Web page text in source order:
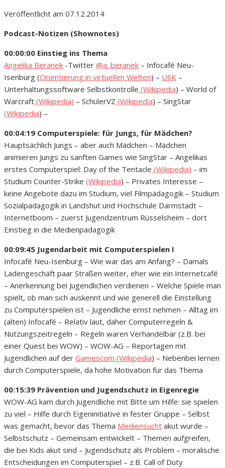
Veröffentlicht am 07.12.2014
Podcast-Notizen (Shownotes)
00:00:00 Einstieg ins Thema
Angelika Beranek -Twitter @a_beranek – Infocafé Neu-
Isenburg (Orientierung in virtuellen Welten) – USK –
Unterhaltungssoftware Selbstkontrolle (Wikipedia) – World of
Warcraft (Wikipedia) – SchülerVZ (Wikipedia) – SingStar
(Wikipedia) –
00:04:19 Computerspiele: für Jungs, für Mädchen?
Hauptsächlich Jungs – aber auch Mädchen – Mädchen
animieren Jungs zu sanften Games wie SingStar – Angelikas
erstes Computerspiel: Day of the Tentacle (Wikipedia) – im
Studium Counter-Strike (Wikipedia) – Privates Interesse –
keine Angebote dazu im Studium, viel Filmpädagogik – Studium
Sozialpädagogik in Landshut und Hochschule Darmstadt –
Internetboom – zuerst Jugendzentrum Rüsselsheim – dort
Einstieg in die Medienpädagogik
00:09:45 Jugendarbeit mit Computerspielen I
Infocafé Neu-Isenburg – Wie war das am Anfang? – Damals
Ladengeschäft paar Straßen weiter, eher wie ein Internetcafé
– Anerkennung bei Jugendlichen verdienen – Welche Spiele man
spielt, ob man sich auskennt und wie generell die Einstellung
zu Computerspielen ist – Jugendliche ernst nehmen – Alltag im
(alten) Infocafé – Relativ laut, daher Computerregeln &
Nutzungszeitregeln – Regeln waren Verhandelbar (z.B. bei
einer Quest bei WOW) – WOW-AG – Reportagen mit
Jugendlichen auf der Gamescom (Wikipedia) – Nebenbei lernen
durch Computerspiele, da hohe Motivation für das Thema
00:15:39 Prävention und Jugendschutz in Eigenregie
WOW-AG kam durch Jugendliche mit Bitte um Hilfe: sie spielen
zu viel – Hilfe durch Eigeninitiative in fester Gruppe – Selbst
was gemacht, bevor das Thema Mediensucht akut wurde –
Selbstschutz – Gemeinsam entwickelt – Themen aufgreifen,
die bei Kids akut sind – Jugendschutz als Problem – moralische
Entscheidungen im Computerspiel – z.B. Call of Duty